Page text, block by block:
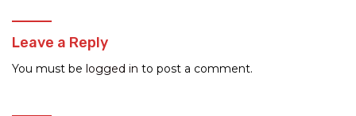
Leave a Reply
You must be logged in to post a comment.